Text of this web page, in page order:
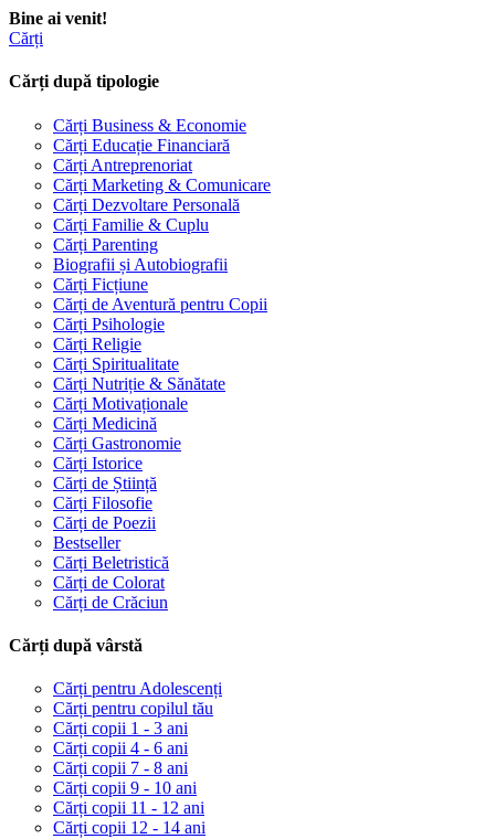
Bine ai venit!
Cărți
Cărți după tipologie
Cărți Business & Economie
Cărți Educație Financiară
Cărți Antreprenoriat
Cărți Marketing & Comunicare
Cărți Dezvoltare Personală
Cărți Familie & Cuplu
Cărți Parenting
Biografii și Autobiografii
Cărți Ficțiune
Cărți de Aventură pentru Copii
Cărți Psihologie
Cărți Religie
Cărți Spiritualitate
Cărți Nutriție & Sănătate
Cărți Motivaționale
Cărți Medicină
Cărți Gastronomie
Cărți Istorice
Cărți de Știință
Cărți Filosofie
Cărți de Poezii
Bestseller
Cărți Beletristică
Cărți de Colorat
Cărți de Crăciun
Cărți după vârstă
Cărți pentru Adolescenți
Cărți pentru copilul tău
Cărți copii 1 - 3 ani
Cărți copii 4 - 6 ani
Cărți copii 7 - 8 ani
Cărți copii 9 - 10 ani
Cărți copii 11 - 12 ani
Cărți copii 12 - 14 ani